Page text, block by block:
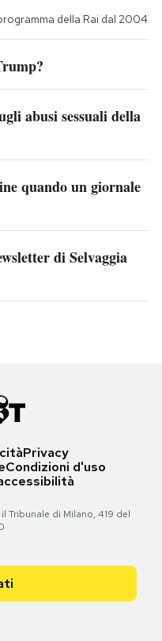
della Rai dal 2004
abusi sessuali della
quando un giornale
di Selvaggia
Privacy
Condizioni d'uso
Tribunale di Milano, 419 del